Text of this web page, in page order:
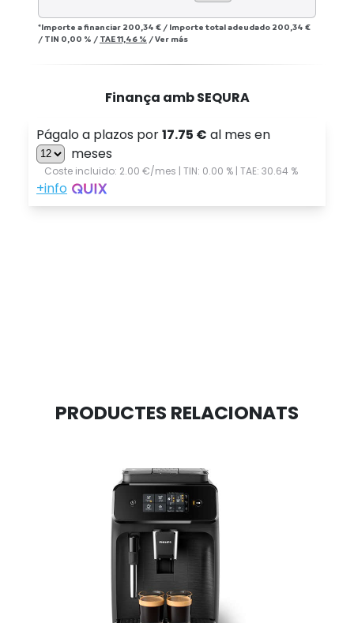
*Importe a financiar 200,34 € / Importe total adeudado 200,34 €
/ TIN 0,00 % / TAE11,46 % /Ver más
Finança amb SEQURA
PRODUCTES RELACIONATS